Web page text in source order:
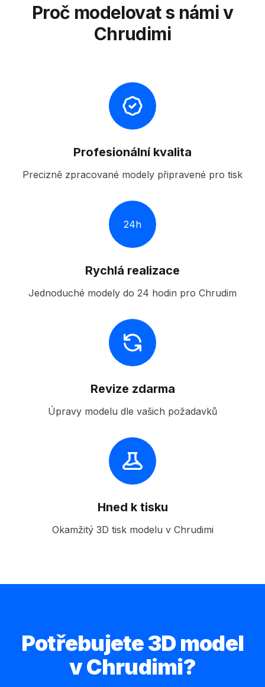
Proč modelovat s námi v
Chrudimi
Profesionální kvalita
Precizně zpracované modely připravené pro tisk
24h
Rychlá realizace
Jednoduché modely do 24 hodin pro Chrudim
Revize zdarma
Úpravy modelu dle vašich požadavků
Hned k tisku
Okamžitý 3D tisk modelu v Chrudimi
Potřebujete 3D model
v Chrudimi?